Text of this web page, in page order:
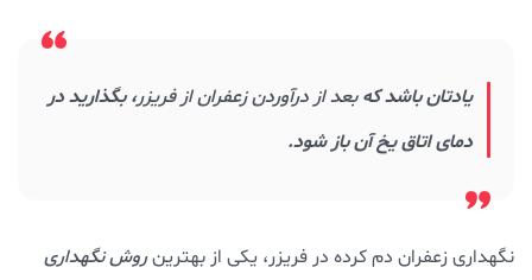
یادتان باشد کهبعد از درآوردن زعفران از فریزر، بگذارید در
دمای اتاق یخ آن باز شود.
نگهداری زعفران دم کرده در فریزر، یکی از بهترینروش نگهداری